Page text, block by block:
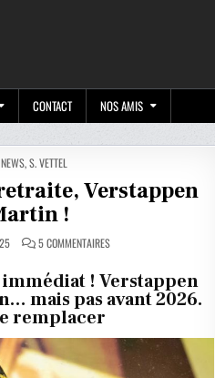
CONTACT NOS AMIS
NEWS,S. VETTEL
Verstappen
!
5 COMMENTAIRESSUR
SÉISME
F1
:
ALONSO
PREND
VERSTAPPEN
SIGNE
CHEZ
ASTON
! Verstappen
mais pas avant 2026.
remplacer